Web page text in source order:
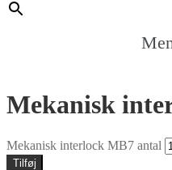
Mekanisk
Mekanisk interlock MB7 antal
Tilføj